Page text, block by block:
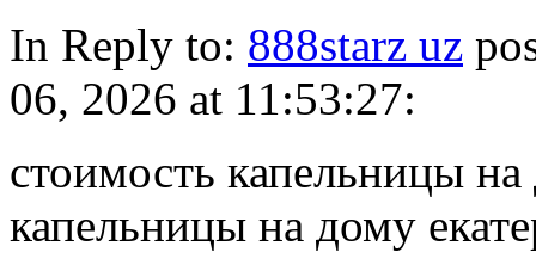
In Reply to: 888starz uz
06, 2026 at 11:53:27:
стоимость капельницы
капельницы на дому